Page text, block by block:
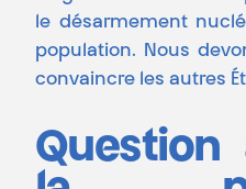
le désarmement
population. Nous
convaincre les autres